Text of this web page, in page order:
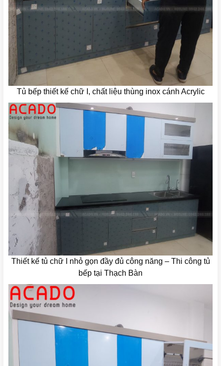
Tủ bếp thiết kế chữ I, chất liệu thùng inox cánh Acrylic
Thiết kế tủ chữ I nhỏ gọn đầy đủ công năng – Thi công tủ
bếp tại Thạch Bàn